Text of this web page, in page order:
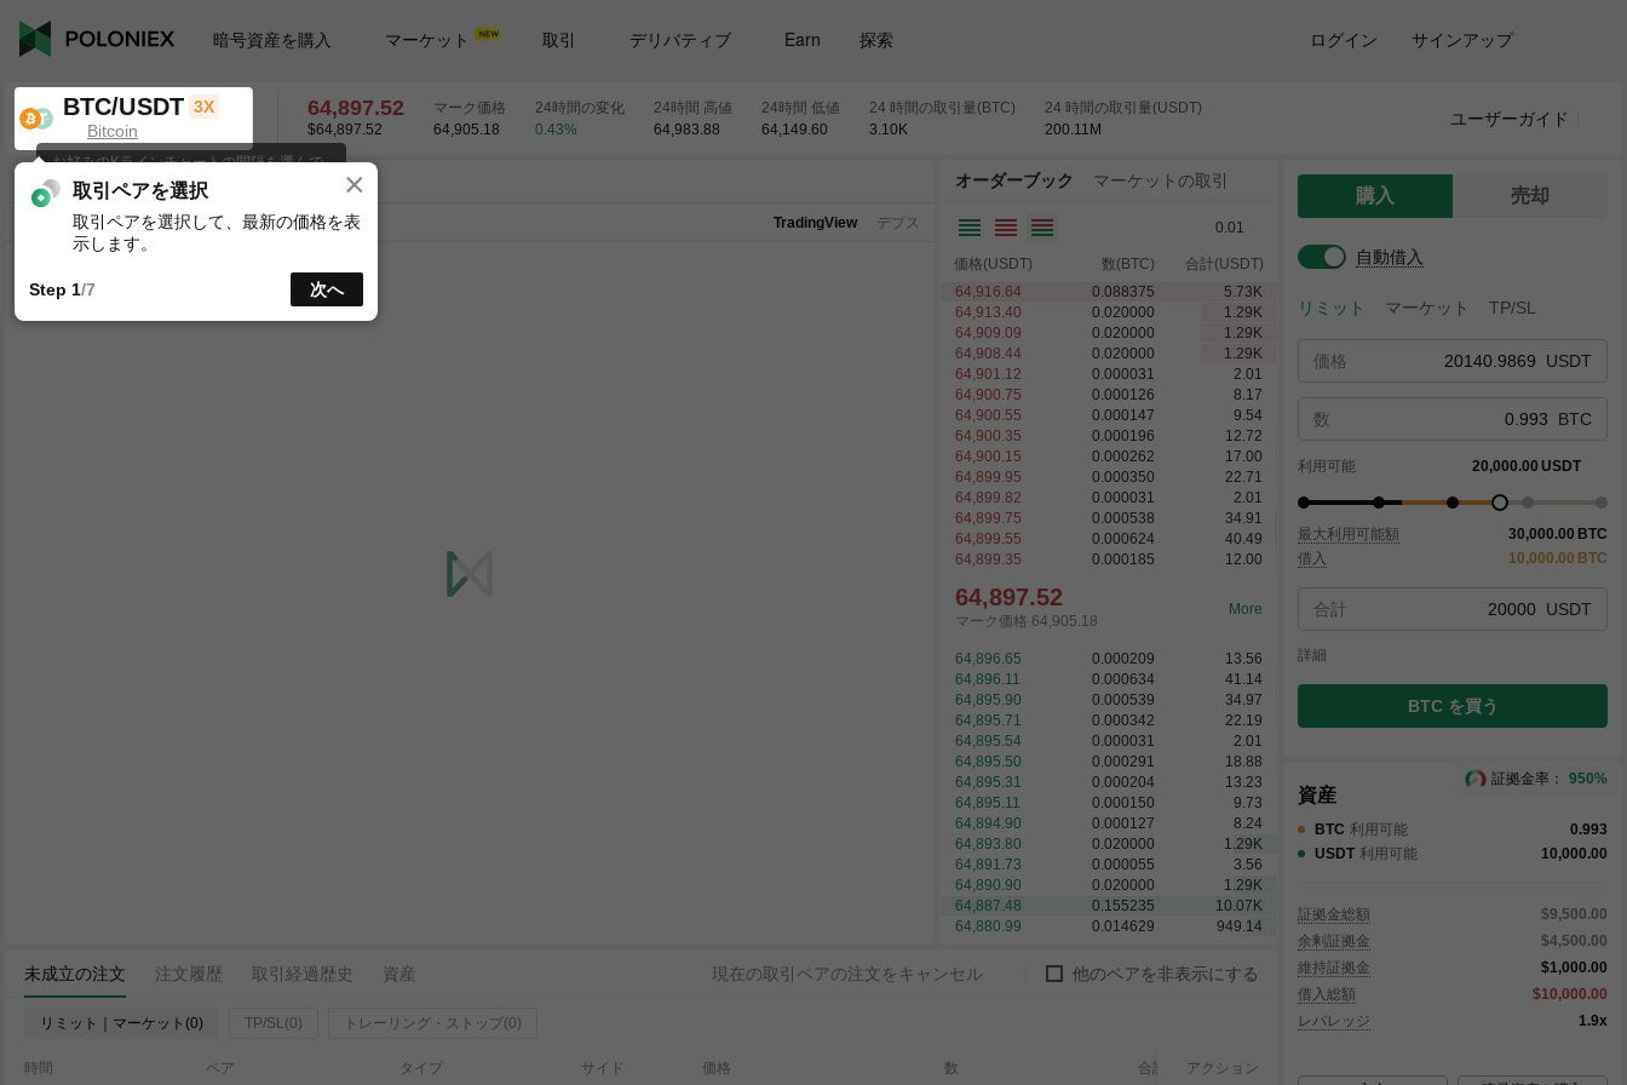
暗号資産を購入 マーケット 取引 デリバティブ Earn 探索 ログイン サインアップ
BTC/USDT 3X
Bitcoin
64,897.52
$64,897.52
マーク価格
64,905.18
24時間の変化
0.43%
24時間 高値
64,983.88
24時間 低値
64,149.60
24 時間の取引量(BTC)
3.10 K
24 時間の取引量(USDT)
200.11 M
ユーザーガイド
BTC/USDT 0.43 % 64,897.52
15分 1時4時1日1週 TradingView デプス
オーダーブック マーケットの取引
0.01
価格(USDT) 数(BTC)
合計(USDT)
64,916.64
0.088375 5.73 K
64,913.40
0.020000 1.29 K
64,909.09
0.020000 1.29 K
64,908.44
0.020000 1.29 K
64,901.12
0.000031
2.01
64,900.75
0.000126
8.17
64,900.55
0.000147
9.54
64,900.35
0.000196
12.72
64,900.15
0.000262
17.00
64,899.95
0.000350
22.71
64,899.82
0.000031
2.01
64,899.75
0.000538
34.91
64,899.55
0.000624
40.49
64,899.35
0.000185 12.00
64,897.52
マーク価格 64,905.18
More
64,896.65 0.000209
13.56
64,896.11
0.000634
41.14
64,895.90
0.000539
34.97
64,895.71
0.000342
22.19
64,895.54
0.000031
2.01
64,895.50
0.000291
18.88
64,895.31
0.000204
13.23
64,895.11
0.000150
9.73
64,894.90
0.000127
8.24
64,893.80
0.020000 1.29 K
64,891.73
0.000055
3.56
64,890.90
0.020000 1.29 K
64,887.48
0.155235 10.07 K
64,880.99
0.014629 949.14
未成立の注文 注文履歴 取引経過歴史 資産 現在の取引ペアの注文をキャンセル 他のペアを非表示にする
リミット｜マーケット(0) TP/SL(0) トレーリング・ストップ(0)
時間 ペア タイプ サイド 価格 数 合計 アクション
購入 売却
自動借入
リミット マーケット TP/SL
価格 USDT
数 BTC
利用可能 20,000.00 USDT
最大利用可能額 30,000.00 BTC
借入
10,000.00 BTC
合計 USDT
詳細
BTC を買う
資産
BTC 利用可能
0.993
USDT 利用可能 10,000.00
証拠金総額
$9,500.00
余剰証拠金
$4,500.00
維持証拠金
$1,000.00
借入総額
$10,000.00
レバレッジ
1.9x
証拠金率： 950%
お好みのKラインチャートの間隔を選んで
ください。
×
取引ペアを選択
取引ペアを選択して、最新の価格を表
示します。
Step 1/7 次へ